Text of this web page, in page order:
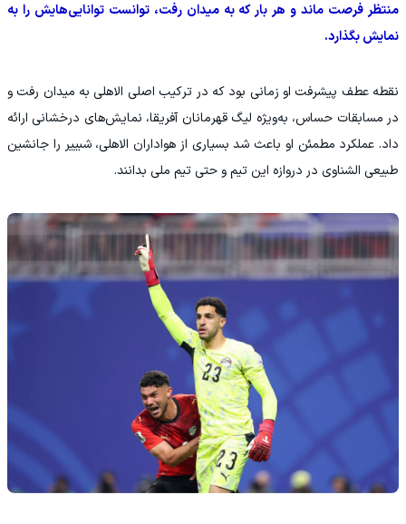
منتظر فرصت ماند و هر بار که به میدان رفت، توانست توانایی‌هایش را به
نمایش بگذارد.
نقطه عطف پیشرفت او زمانی بود که در ترکیب اصلی الاهلی به میدان رفت و
در مسابقات حساس، به‌ویژه لیگ قهرمانان آفریقا، نمایش‌های درخشانی ارائه
داد. عملکرد مطمئن او باعث شد بسیاری از هواداران الاهلی، شبییر را جانشین
طبیعی الشناوی در دروازه این تیم و حتی تیم ملی بدانند.